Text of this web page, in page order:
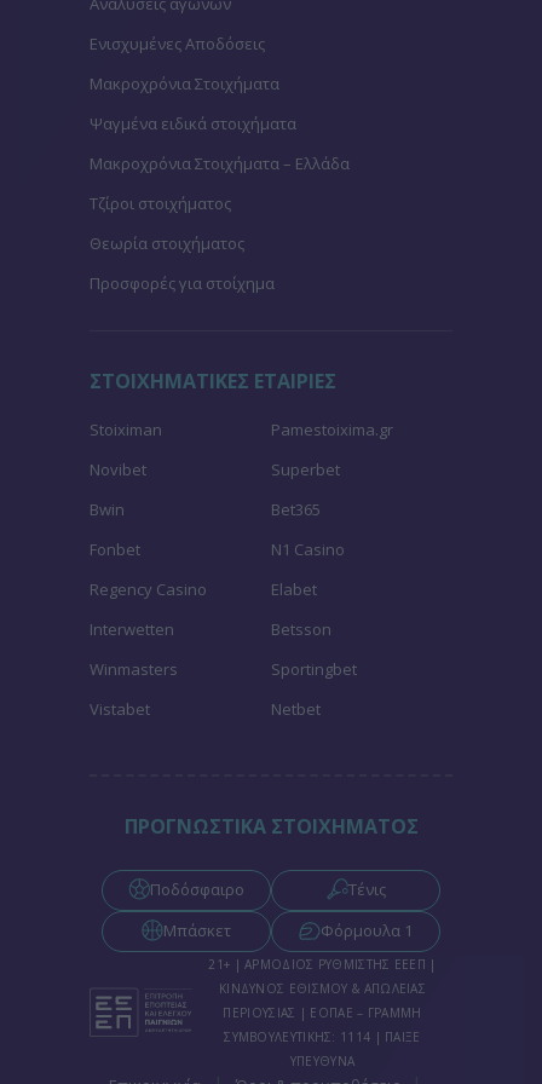
Ενισχυμένες Αποδόσεις
Μακροχρόνια Στοιχήματα
Ψαγμένα ειδικά στοιχήματα
Μακροχρόνια Στοιχήματα – Ελλάδα
Τζίροι στοιχήματος
Θεωρία στοιχήματος
Προσφορές για στοίχημα
ΣΤΟΙΧΗΜΑΤΙΚΕΣ ΕΤΑΙΡΙΕΣ
Stoiximan
Pamestoixima.gr
Novibet
Superbet
Bwin
Bet365
Fonbet
N1 Casino
Regency Casino
Elabet
Interwetten
Betsson
Winmasters
Sportingbet
Vistabet
Netbet
ΠΡΟΓΝΩΣΤΙΚΑ ΣΤΟΙΧΗΜΑΤΟΣ
Ποδόσφαιρο
Τένις
Μπάσκετ
Φόρμουλα 1
21+ | ΑΡΜΟΔΙΟΣ ΡΥΘΜΙΣΤΗΣ ΕΕΕΠ |
ΚΙΝΔΥΝΟΣ ΕΘΙΣΜΟΥ & ΑΠΩΛΕΙΑΣ
ΠΕΡΙΟΥΣΙΑΣ | ΕΟΠΑΕ – ΓΡΑΜΜΗ
ΣΥΜΒΟΥΛΕΥΤΙΚΗΣ: 1114 | ΠΑΙΞΕ
ΥΠΕΥΘΥΝΑ